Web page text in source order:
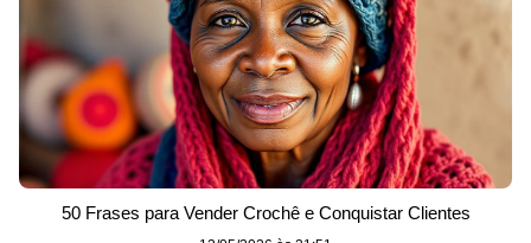
50 Frases para Vender Crochê e Conquistar Clientes